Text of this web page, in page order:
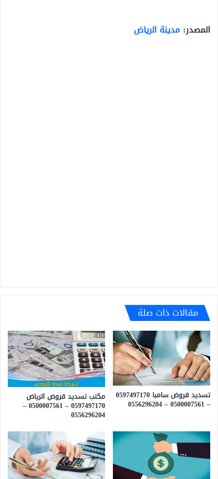
المصدر: مدينة الرياض
مقالات ذات صلة
تسديد قروض سامبا 0597497170
– 0500007561 – 0556296204
مكتب تسديد قروض الرياض
0597497170 – 0500007561 –
0556296204